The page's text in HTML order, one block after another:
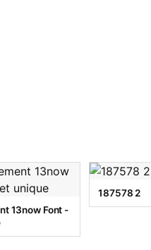
13now Font -
187578 2